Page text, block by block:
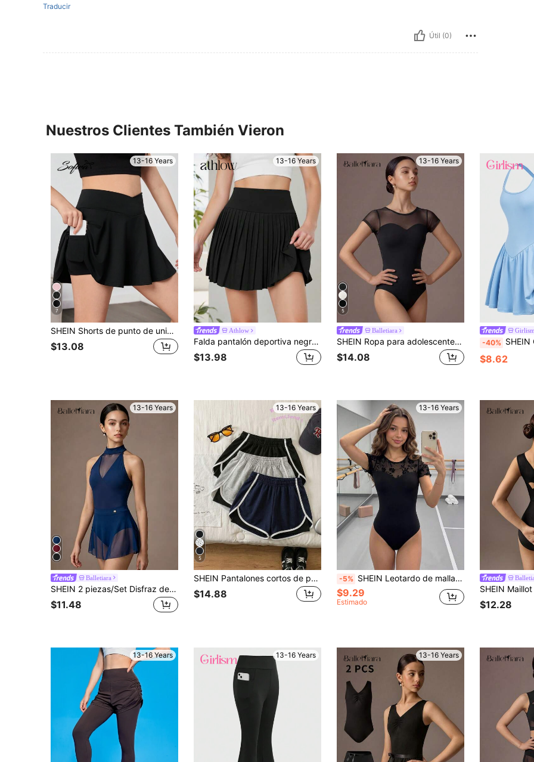
Traducir
Útil (0)
Nuestros Clientes También Vieron
13-16 Years
7
SHEIN Shorts de punto de unicolor para niña adolescente con bolsillo insertado a prueba de luz y falda deportiva casual de cintura en forma de V
$13.08
13-16 Years
Athlow
Falda pantalón deportiva negra para adolescentes con sobrefaldón plisado, hecha de tela ligera y elástica amigable con la piel, con pantalones cortos ajustados y una falda fluida y cómoda, diseñada para tenis, trotar, entrenamientos y actividades atléticas versátiles
$13.98
13-16 Years
5
Balletiara
SHEIN Ropa para adolescentes, conjunto deportivo de una pieza con cuello redondo elástico y malla de contraste, otoño, regreso a la escuela
$14.08
-40% SHEIN Girlism Vestido sin mangas azul claro con
$8.62
13-16 Years
Balletiara
SHEIN 2 piezas/Set Disfraz de ballet para niñas, mono elegante de cuello alto y ajuste ceñido con falda de tul, adecuado para actuaciones escolares, entrenamiento de danza, competencia, todas las estaciones, regreso a la escuela y universidad
$11.48
13-16 Years
5
SHEIN Pantalones cortos de punto de unicolor con pantalones cortos de modestia incorporados para adolescentes, pantalones cortos deportivos casuales
$14.88
13-16 Years
-5% SHEIN Leotardo de malla de punto con patchwork de color negro sólido para adolescentes, primavera/verano, nuevo, minimalista, de alta elasticidad, capa base, adecuado para la escuela, entrenamiento profesional, ballet, gimnasia, práctica en estudio de danza. Leotardo de ballet negro, leotardo para niñas, leotardo para niños
$9.29
Estimado $12.28
13-16 Years 13-16 Years 13-16 Years